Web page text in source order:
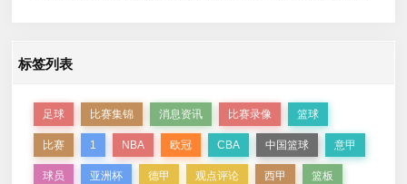
标签列表
足球 比赛集锦 消息资讯 比赛录像 篮球
比赛 1 NBA 欧冠 CBA 中国篮球 意甲
球员 亚洲杯 德甲 观点评论 西甲 篮板